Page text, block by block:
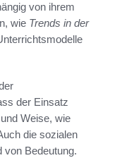
von ihrem
wie Trends in der
der Einsatz
Weise, wie
die sozialen
von Bedeutung.